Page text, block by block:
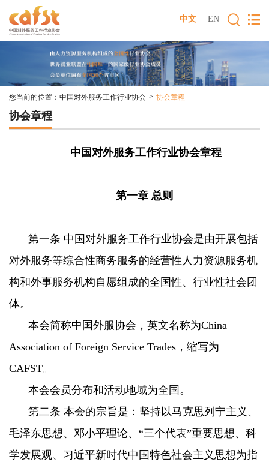
中文 EN
您当前的位置： 中国对外服务工作行业协会 > 协会章程
协会章程
中国对外服务工作行业协会章程
第一章 总则
第一条 中国对外服务工作行业协会是由开展包括
对外服务等综合性商务服务的经营性人力资源服务机
构和外事服务机构自愿组成的全国性、行业性社会团
体。
本会简称中国外服协会，英文名称为China
Association of Foreign Service Trades，缩写为
CAFST。
本会会员分布和活动地域为全国。
第二条 本会的宗旨是：坚持以马克思列宁主义、
毛泽东思想、邓小平理论、“三个代表”重要思想、科
学发展观、习近平新时代中国特色社会主义思想为指